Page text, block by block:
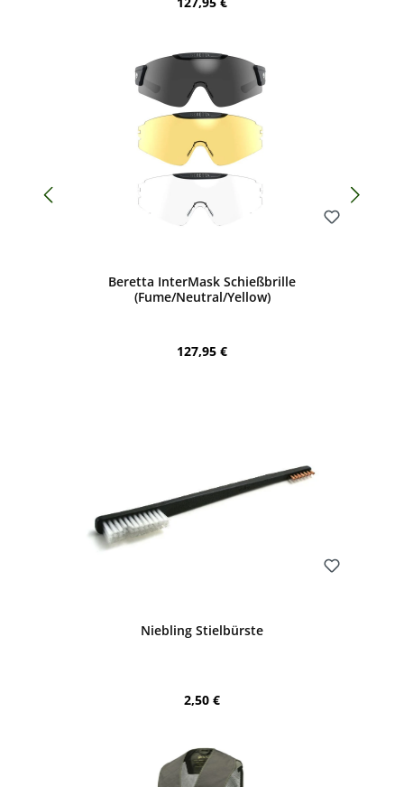
Beretta InterMask Schießbrille
(Fume/Neutral/Yellow)
Regulärer Preis:
127,95 €
Niebling Stielbürste
Regulärer Preis:
2,50 €